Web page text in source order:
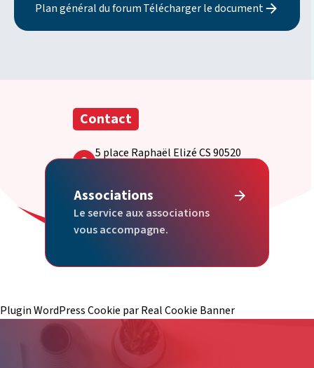
Plan général du forumTélécharger le document
Contact
5 place Raphaël Elizé CS 90520
Nous contacter par email
Associations
Le service aux associations
vous accompagne.
Plugin WordPress Cookie par Real Cookie Banner